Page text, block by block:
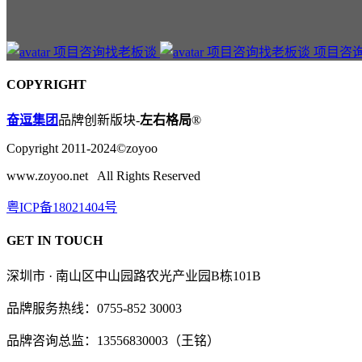
项目咨
COPYRIGHT
奋逗集团品牌创新版块-左右格局®
Copyright 2011-2024©zoyoo
www.zoyoo.net All Rights Reserved
粤ICP备18021404号
GET IN TOUCH
深圳市 · 南山区中山园路农光产业园B栋101B
品牌服务热线：0755-852 30003
品牌咨询总监：13556830003（王铭）